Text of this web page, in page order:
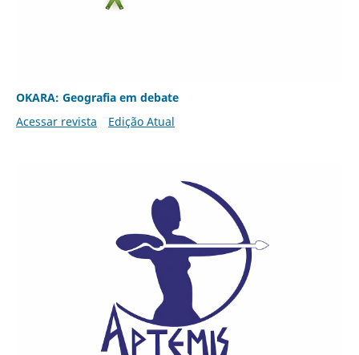
OKARA: Geografia em debate
Acessar revista
Edição Atual